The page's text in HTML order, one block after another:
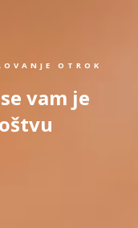
OTROK
vam je